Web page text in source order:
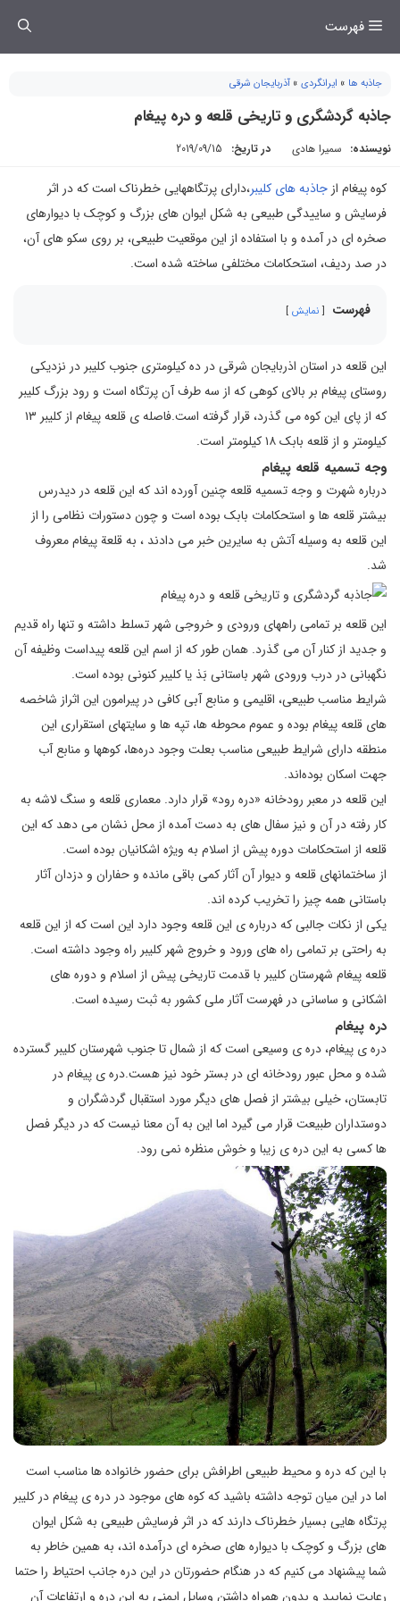
فهرست
جاذبه ها » ایرانگردی » آذربایجان شرقی
جاذبه گردشگری و تاریخی قلعه و دره پیغام
نویسنده: سمیرا هادی در تاریخ: 2019/09/15
کوه پیغام از جاذبه های کلیبر،دارای پرتگاههایی خطرناک است که در اثر
فرسایش و ساییدگی طبیعی به شکل ایوان های بزرگ و کوچک با دیوارهای
صخره ای در آمده و با استفاده از این موقعیت طبیعی، بر روی سکو های آن،
در صد ردیف، استحکامات مختلفی ساخته شده است.
فهرست نمایش
این قلعه در استان اذربایجان شرقی در ده کیلومتری جنوب کلیبر در نزدیکی
روستای پیغام بر بالای کوهی که از سه طرف آن پرتگاه است و رود بزرگ کلیبر
که از پای این کوه می‌ گذرد، قرار گرفته است.فاصله‌ ی قلعه‌ پیغام از کلیبر ۱۳
کیلومتر و از قلعه‌ بابک ۱۸ کیلومتر است.
وجه تسمیه قلعه پیغام
درباره شهرت و وجه تسمیه قلعه چنین آورده اند که این قلعه در دیدرس
بیشتر قلعه ها و استحکامات بابک بوده است و چون دستورات نظامی را از
این قلعه به وسیله آتش به سایرین خبر می دادند ، به قلعة پیغام معروف
شد.
این قلعه بر تمامی راههای ورودی و خروجی شهر تسلط داشته و تنها راه قدیم
و جدید از کنار آن می گذرد. همان طور که از اسم این قلعه پیداست وظیفه آن
نگهبانی در درب ورودی شهر باستانی بَذ یا کلیبر کنونی بوده است.
شرايط مناسب طبيعی، اقليمی و منابع آبی كافی در پيرامون اين اثراز شاخصه‌
های قلعه پيغام بوده و عموم محوطه‌ ها، تپه‌ ها و سايتهای استقراری اين
منطقه دارای شرايط طبيعی مناسب بعلت وجود دره‌ها، كوهها و منابع آب
جهت اسكان بوده‌اند.
این قلعه در معبر رودخانه «دره رود» قرار دارد. معماری قلعه و سنگ لاشه به
كار رفته در آن و نیز سفال‌ های به دست آمده از محل نشان می‌ دهد كه این
قلعه از استحكامات دوره ‌پیش از اسلام به ویژه اشكانیان بوده است.
از ساختمانهای قلعه و دیوار آن آثار کمی باقی مانده و حفاران و دزدان آثار
باستانی همه چیز را تخریب کرده اند.
یکی از نکات جالبی که درباره ی این قلعه وجود دارد این است که از این قلعه
به راحتی بر تمامی راه های ورود و خروج شهر کلیبر راه وجود داشته است.
قلعه پيغام شهرستان كليبر با قدمت تاريخی پيش از اسلام و دوره های
اشكانی و ساسانی در فهرست آثار ملی كشور به ثبت رسيده است.
دره پیغام
دره ی پیغام، دره ی وسیعی است که از شمال تا جنوب شهرستان کلیبر گسترده
شده و محل عبور رودخانه ای در بستر خود نیز هست.دره ی پیغام در
تابستان، خیلی بیشتر از فصل های دیگر مورد استقبال گردشگران و
دوستداران طبیعت قرار می گیرد اما این به آن معنا نیست که در دیگر فصل
ها کسی به این دره ی زیبا و خوش منظره نمی رود.
با این که دره و محیط طبیعی اطرافش برای حضور خانواده ها مناسب است
اما در این میان توجه داشته باشید که کوه های موجود در دره ی پیغام در کلیبر
پرتگاه هایی بسیار خطرناک دارند که در اثر فرسایش طبیعی به شکل ایوان
های بزرگ و کوچک با دیواره های صخره ای درآمده اند، به همین خاطر به
شما پیشنهاد می کنیم که در هنگام حضورتان در این دره جانب احتیاط را حتما
رعایت نمایید و بدون همراه داشتن وسایل ایمنی به این دره و ارتفاعات آن